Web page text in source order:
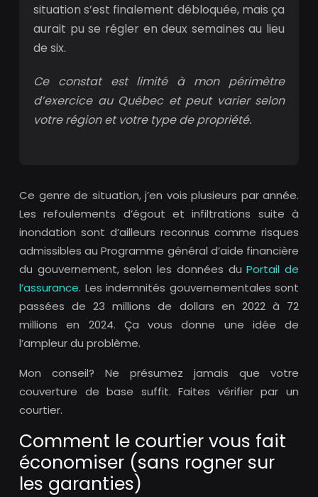
situation s’est finalement débloquée, mais ça
aurait pu se régler en deux semaines au lieu
de six.
Ce constat est limité à mon périmètre
d’exercice au Québec et peut varier selon
votre région et votre type de propriété.
Ce genre de situation, j’en vois plusieurs par année.
Les refoulements d’égout et infiltrations suite à
inondation sont d’ailleurs reconnus comme risques
admissibles au Programme général d’aide financière
du gouvernement, selon les données duPortail de
l’assurance. Les indemnités gouvernementales sont
passées de 23 millions de dollars en 2022 à 72
millions en 2024. Ça vous donne une idée de
l’ampleur du problème.
Mon conseil? Ne présumez jamais que votre
couverture de base suffit. Faites vérifier par un
courtier.
Comment le courtier vous fait
économiser (sans rogner sur
les garanties)